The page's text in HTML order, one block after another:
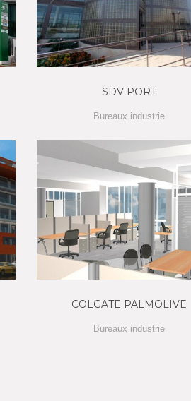
SDV PORT
Bureaux industrie
COLGATE PALMOLIVE
Bureaux industrie